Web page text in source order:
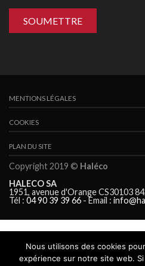
MENTIONS LÉGALES
COOKIES
PLAN DU SITE
Copyright 2019 © Haléco
HALECO SA
1951, avenue d'Orange CS30103
Tél : 04 90 39 39 66 - Email :
Nous utilisons des cookies
expérience sur notre site web.